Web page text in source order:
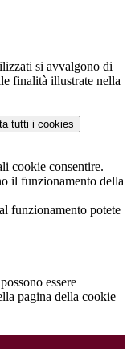
si avvalgono di
finalità illustrate nella
tutti i cookies
cookie consentire.
il funzionamento della
funzionamento potete
essere
pagina della cookie